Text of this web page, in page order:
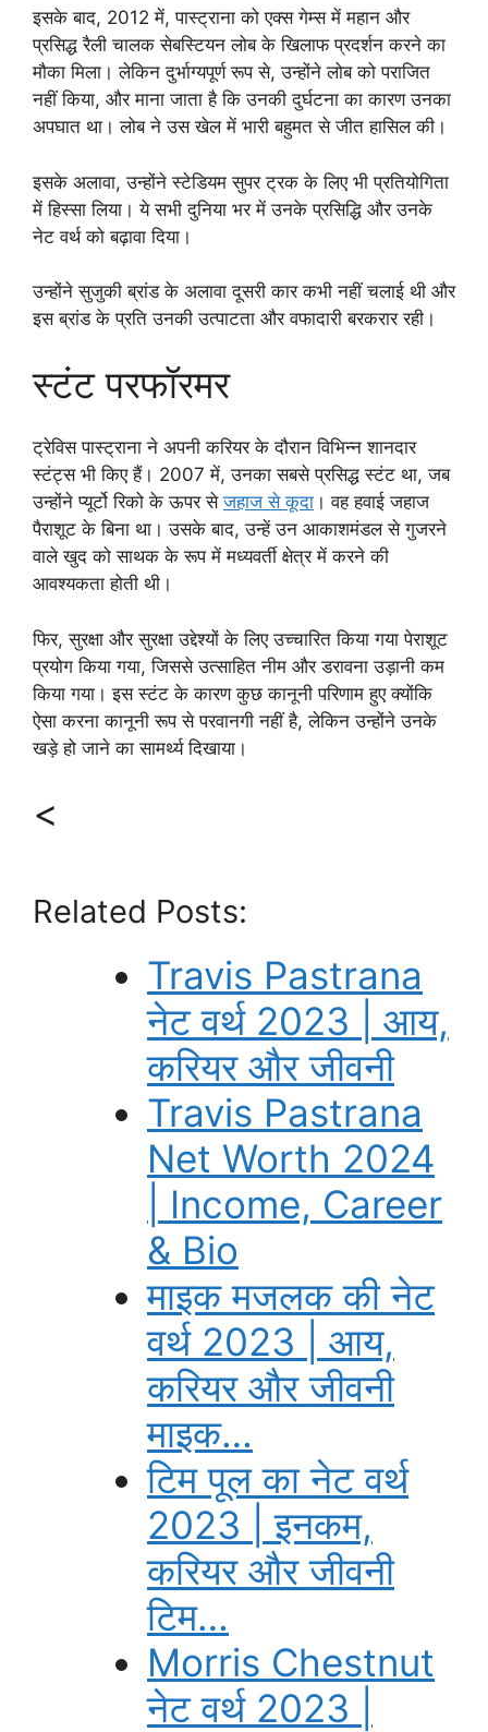
इसके बाद, 2012 में, पास्ट्राना को एक्‍स गेम्‍स में महान और
प्रसिद्ध रैली चालक सेबस्टियन लोब के खिलाफ प्रदर्शन करने का
मौका मिला। लेकिन दुर्भाग्यपूर्ण रूप से, उन्होंने लोब को पराजित
नहीं किया, और माना जाता है कि उनकी दुर्घटना का कारण उनका
अपघात था। लोब ने उस खेल में भारी बहुमत से जीत हासिल की।
इसके अलावा, उन्होंने स्टेडियम सुपर ट्रक के लिए भी प्रतियोगिता
में हिस्सा लिया। ये सभी दुनिया भर में उनके प्रसिद्धि और उनके
नेट वर्थ को बढ़ावा दिया।
उन्होंने सुजुकी ब्रांड के अलावा दूसरी कार कभी नहीं चलाई थी और
इस ब्रांड के प्रति उनकी उत्पाटता और वफादारी बरकरार रही।
स्टंट परफॉरमर
ट्रेविस पास्ट्राना ने अपनी करियर के दौरान विभिन्न शानदार
स्टंट्स भी किए हैं। 2007 में, उनका सबसे प्रसिद्ध स्टंट था, जब
उन्होंने प्यूर्टो रिको के ऊपर सेजहाज से कूदा । वह हवाई जहाज
पैराशूट के बिना था। उसके बाद, उन्हें उन आकाशमंडल से गुजरने
वाले खुद को साथक के रूप में मध्यवर्ती क्षेत्र में करने की
आवश्यकता होती थी।
फिर, सुरक्षा और सुरक्षा उद्देश्यों के लिए उच्चारित किया गया पेराशूट
प्रयोग किया गया, जिससे उत्साहित नीम और डरावना उड़ानी कम
किया गया। इस स्टंट के कारण कुछ कानूनी परिणाम हुए क्योंकि
ऐसा करना कानूनी रूप से परवानगी नहीं है, लेकिन उन्होंने उनके
खड़े हो जाने का सामर्थ्य दिखाया।
<
Related Posts:
Travis Pastrana
नेट वर्थ 2023 | आय,
करियर और जीवनी
Travis Pastrana
Net Worth 2024
| Income, Career
& Bio
माइक मजलक की नेट
वर्थ 2023 | आय,
करियर और जीवनी
माइक…
टिम पूल का नेट वर्थ
2023 | इनकम,
करियर और जीवनी
टिम…
Morris Chestnut
नेट वर्थ 2023 |